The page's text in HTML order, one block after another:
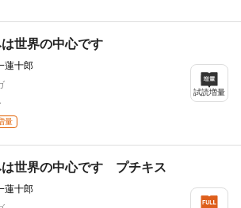
は世界の中心です
蓮十郎
量
試読増量
は世界の中心です プチキス
蓮十郎